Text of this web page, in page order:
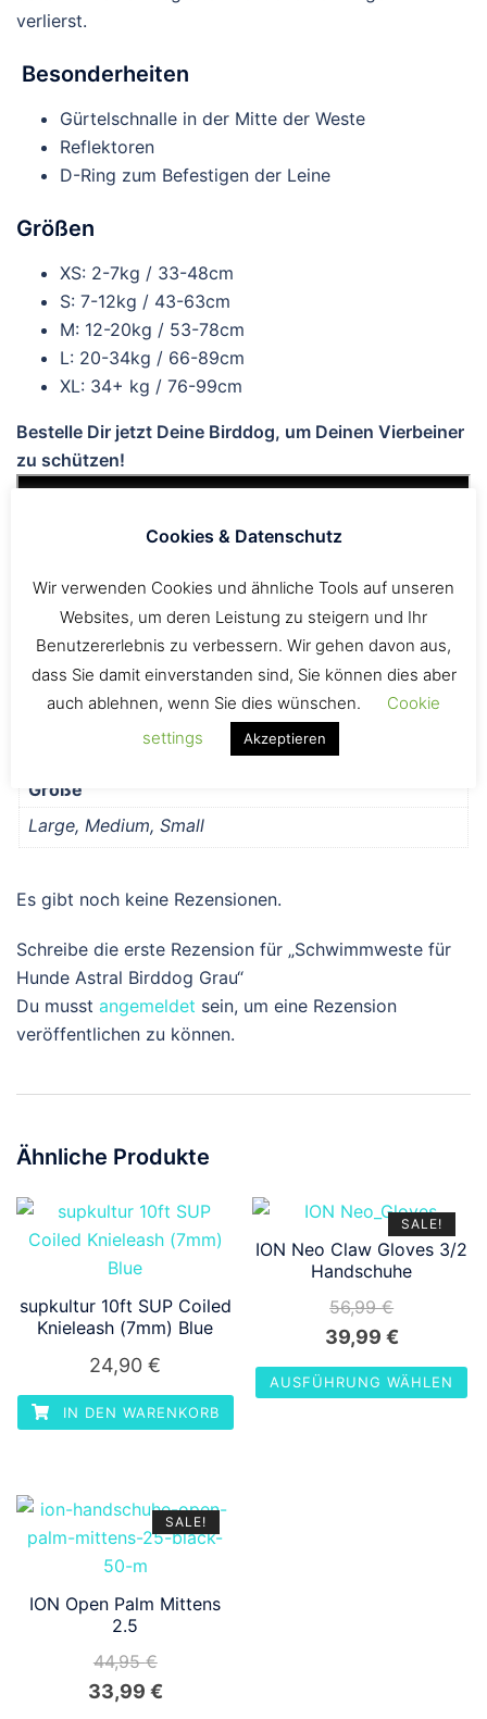
verlierst.
Besonderheiten
Gürtelschnalle in der Mitte der Weste
Reflektoren
D-Ring zum Befestigen der Leine
Größen
XS: 2-7kg / 33-48cm
S: 7-12kg / 43-63cm
M: 12-20kg / 53-78cm
L: 20-34kg / 66-89cm
XL: 34+ kg / 76-99cm
Bestelle Dir jetzt Deine Birddog, um Deinen Vierbeiner
zu schützen!
Größe
Large, Medium, Small
Es gibt noch keine Rezensionen.
Schreibe die erste Rezension für „Schwimmweste für
Hunde Astral Birddog Grau“
Du musst angemeldet sein, um eine Rezension
veröffentlichen zu können.
Ähnliche Produkte
supkultur 10ft SUP Coiled
Knieleash (7mm) Blue
24,90€
IN DEN WARENKORB
SALE!
ION Neo Claw Gloves 3/2
Handschuhe
56,99€
Ursprünglicher
Preis
war:
39,99 €Aktueller
Preis
ist:
AUSFÜHRUNG WÄHLEN
SALE!
ION Open Palm Mittens
2.5
44,95€
Ursprünglicher
33,99 €Aktueller
Cookies & Datenschutz
Wir verwenden Cookies und ähnliche Tools auf unseren
Websites, um deren Leistung zu steigern und Ihr
Benutzererlebnis zu verbessern. Wir gehen davon aus,
dass Sie damit einverstanden sind, Sie können dies aber
auch ablehnen, wenn Sie dies wünschen.
Cookie
settings
Akzeptieren